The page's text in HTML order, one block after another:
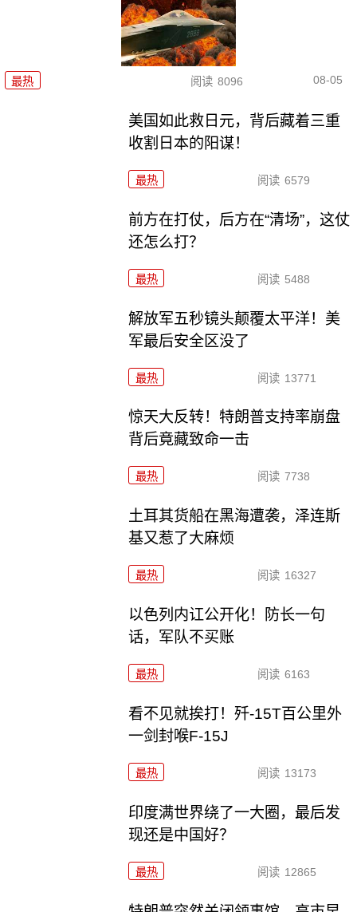
最热 阅读 8096 08-05
美国如此救日元，背后藏着三重
收割日本的阳谋！
最热 阅读 6579
前方在打仗，后方在“清场”，这仗
还怎么打？
最热 阅读 5488
解放军五秒镜头颠覆太平洋！美
军最后安全区没了
最热 阅读 13771
惊天大反转！特朗普支持率崩盘
背后竟藏致命一击
最热 阅读 7738
土耳其货船在黑海遭袭，泽连斯
基又惹了大麻烦
最热 阅读 16327
以色列内讧公开化！防长一句
话，军队不买账
最热 阅读 6163
看不见就挨打！歼-15T百公里外
一剑封喉F-15J
最热 阅读 13173
印度满世界绕了一大圈，最后发
现还是中国好？
最热 阅读 12865